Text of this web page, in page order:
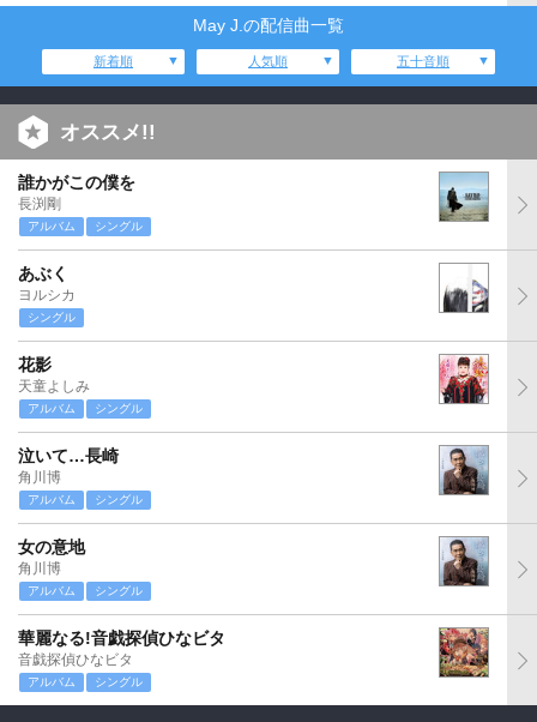
May J.の配信曲一覧
新着順 人気順 五十音順
オススメ!!
誰かがこの僕を
長渕剛
アルバム シングル
あぶく
ヨルシカ
シングル
花影
天童よしみ
アルバム シングル
泣いて…長崎
角川博
アルバム シングル
女の意地
角川博
アルバム シングル
華麗なる!音戯探偵ひなビタ
音戯探偵ひなビタ
アルバム シングル